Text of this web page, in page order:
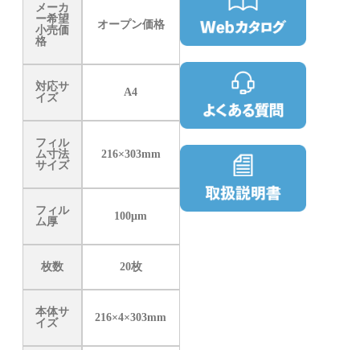
メーカ
ー希望
小売価
格
オープン価格
対応サ
イズ
A4
フィル
ム寸法
サイズ
216×303mm
フィル
ム厚
100μm
枚数 20枚
本体サ
イズ
216×4×303mm